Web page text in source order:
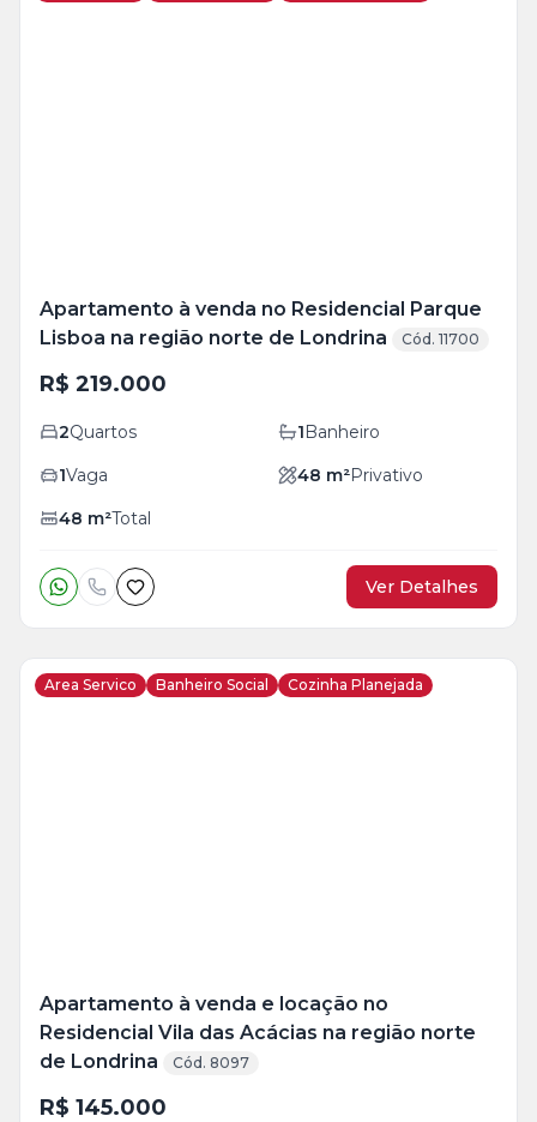
Apartamento à venda no Residencial Parque
Lisboa na região norte de Londrina
Cód. 11700
R$ 219.000
2Quartos 1Banheiro
1Vaga 48 m²Privativo
48 m²Total
Ver Detalhes
Area Servico Banheiro Social Cozinha Planejada
Apartamento à venda e locação no
Residencial Vila das Acácias na região norte
de Londrina
Cód. 8097
R$ 145.000